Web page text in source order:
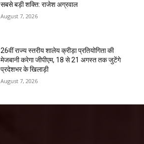
सबसे बड़ी शक्ति: राजेश अग्रवाल
August 7, 2026
26वीं राज्य स्तरीय शालेय क्रीड़ा प्रतियोगिता की
मेजबानी करेगा जीपीएम, 18 से 21 अगस्त तक जुटेंगे
प्रदेशभर के खिलाड़ी
August 7, 2026